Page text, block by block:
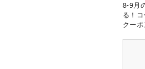
8-9月
る！
クーポ